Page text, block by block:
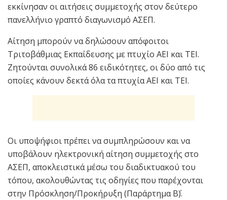
εκκίνησαν οι αιτήσεις συμμετοχής στον δεύτερο
πανελλήνιο γραπτό διαγωνισμό ΑΣΕΠ.
Αίτηση μπορούν να δηλώσουν απόφοιτοι
Τριτοβάθμιας Εκπαίδευσης με πτυχίο ΑΕΙ και ΤΕΙ.
Ζητούνται συνολικά 86 ειδικότητες, οι δύο από τις
οποίες κάνουν δεκτά όλα τα πτυχία ΑΕΙ και ΤΕΙ.
Οι υποψήφιοι πρέπει να συμπληρώσουν και να
υποβάλουν ηλεκτρονική αίτηση συμμετοχής στο
ΑΣΕΠ, αποκλειστικά μέσω του διαδικτυακού του
τόπου, ακολουθώντας τις οδηγίες που παρέχονται
στην Πρόσκληση/Προκήρυξη (Παράρτημα Β΄).